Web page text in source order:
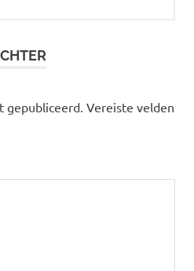
gepubliceerd. Vereiste velden